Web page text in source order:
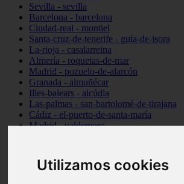
Utilizamos cookies
Sevilla - sevilla
Barcelona - barcelona
Ciudad-real - montiel
Santa-cruz-de-tenerife - guía-de-isora
La-rioja - casalarreina
Almería - roquetas-de-mar
Madrid - pozuelo-de-alarcón
Granada - almuñécar
Illes-balears - alcúdia
Las-palmas - san-bartolomé-de-tirajana
Cádiz - el-puerto-de-santa-maría
Madrid - valdemoro
Cantabria - suances
Sevilla - bormujos